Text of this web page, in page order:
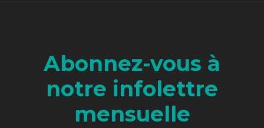
Abonnez-vous à
notre infolettre
mensuelle